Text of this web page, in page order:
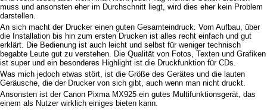
muss und ansonsten eher im Durchschnitt liegt, wird dies eher kein Problem
darstellen.
An sich macht der Drucker einen guten Gesamteindruck. Vom Aufbau, über
die Installation bis hin zum ersten Drucken ist alles recht einfach und gut
erklärt. Die Bedienung ist auch leicht und selbst für weniger technisch
begabte Leute gut zu verstehen. Die Qualität von Fotos, Texten und Grafiken
ist super und ein besonderes Highlight ist die Druckfunktion für CDs.
Was mich jedoch etwas stört, ist die Größe des Gerätes und die lauten
Geräusche, die der Drucker von sich gibt, auch wenn man nicht druckt.
Ansonsten ist der Canon Pixma MX925 ein gutes Multifunktionsgerät, das
einem als Nutzer wirklich einiges bieten kann.